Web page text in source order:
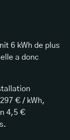
6 kWh de plus
a donc
€ / kWh,
4,5 €